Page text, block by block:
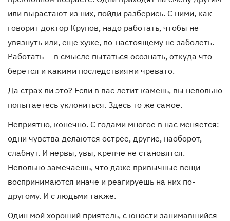
или вырастают из них, пойди разберись. С ними, как
говорит доктор Крупов, надо работать, чтобы не
увязнуть или, еще хуже, по-настоящему не заболеть.
Работать — в смысле пытаться осознать, откуда что
берется и какими последствиями чревато.
Да страх ли это? Если в вас летит камень, вы невольно
попытаетесь уклониться. Здесь то же самое.
Неприятно, конечно. С годами многое в нас меняется:
одни чувства делаются острее, другие, наоборот,
слабнут. И нервы, увы, крепче не становятся.
Невольно замечаешь, что даже привычные вещи
воспринимаются иначе и реагируешь на них по-
другому. И c людьми также.
Один мой хороший приятель, с юности занимавшийся